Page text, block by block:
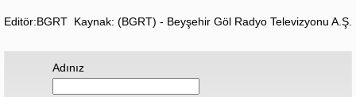
Editör:BGRT Kaynak: (BGRT) - Beyşehir Göl Radyo Televizyonu A.Ş.
Adınız